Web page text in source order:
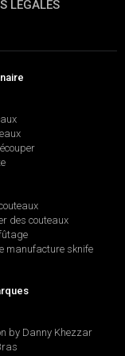
LÉGALES
des couteaux
manufacture sknife
by Danny Khezzar